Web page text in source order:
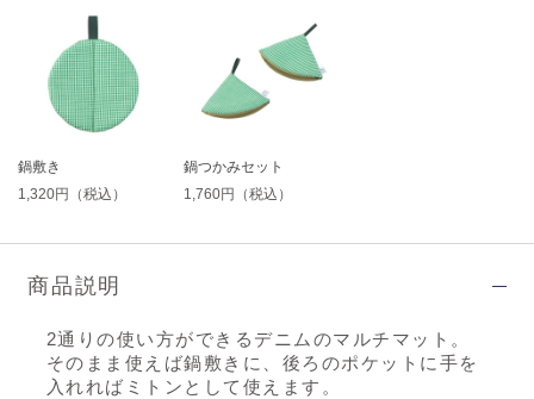
鍋敷き
1,320円（税込）
鍋つかみセット
1,760円（税込）
商品説明
2通りの使い方ができるデニムのマルチマット。
そのまま使えば鍋敷きに、後ろのポケットに手を
入れればミトンとして使えます。